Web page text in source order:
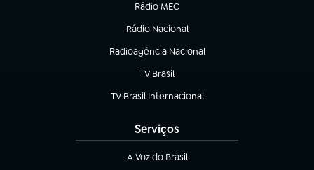
Rádio MEC
(abre em nova aba)
Rádio Nacional
Radioagência Nacional
(abre em nova aba)
TV Brasil
(abre em nova aba)
TV Brasil Internacional
(abre em nova aba)
Serviços
A Voz do Brasil
(abre em nova aba)